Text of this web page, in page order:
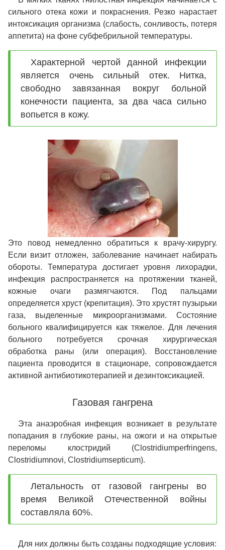
сильного отека кожи и покраснения. Резко нарастает
интоксикация организма (слабость, сонливость, потеря
аппетита) на фоне субфебрильной температуры.
Характерной чертой данной инфекции
является очень сильный отек. Нитка,
свободно завязанная вокруг больной
конечности пациента, за два часа сильно
вопьется в кожу.
Это повод немедленно обратиться к врачу-хирургу.
Если визит отложен, заболевание начинает набирать
обороты. Температура достигает уровня лихорадки,
инфекция распространяется на протяжении тканей,
кожные очаги размягчаются. Под пальцами
определяется хруст (крепитация). Это хрустят пузырьки
газа, выделенные микроорганизмами. Состояние
больного квалифицируется как тяжелое. Для лечения
больного потребуется срочная хирургическая
обработка раны (или операция). Восстановление
пациента проводится в стационаре, сопровождается
активной антибиотикотерапией и дезинтоксикацией.
Газовая гангрена
Эта анаэробная инфекция возникает в результате
попадания в глубокие раны, на ожоги и на открытые
переломы клостридий (Clostridiumperfringens,
Clostridiumnovi, Clostridiumsepticum).
Летальность от газовой гангрены во
время Великой Отечественной войны
составляла 60%.
Для них должны быть созданы подходящие условия: